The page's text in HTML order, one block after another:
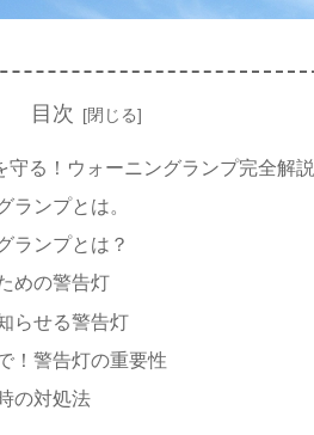
目次
守る！ウォーニングランプ完全解説
ランプとは。
ランプとは？
めの警告灯
らせる警告灯
！警告灯の重要性
の対処法